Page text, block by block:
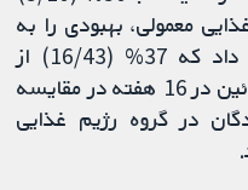
معمولی، بهبودی را به
دست آوردند. یک مطالعه نشان داد که 37% (16/43) از
شرکت‌کنندگان در گروه کلسیم پائین در 16 هفته در مقایسه
در گروه رژیم غذایی